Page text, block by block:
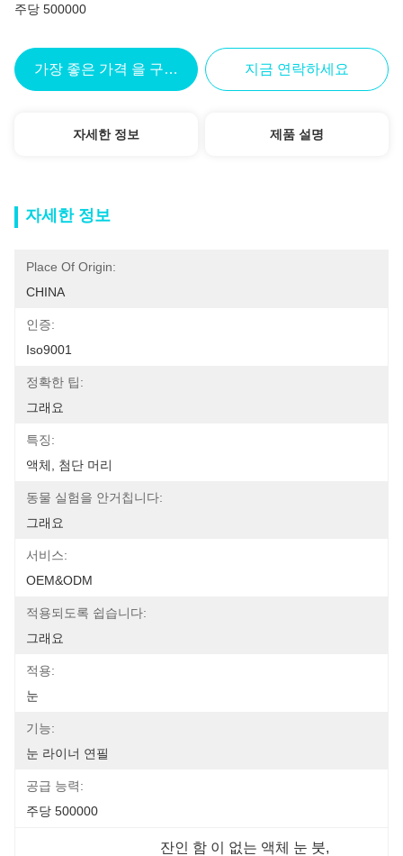
주당 500000
가장 좋은 가격 을 구하라 지금 연락하세요
자세한 정보 제품 설명
자세한 정보
Place Of Origin:
CHINA
인증:
Iso9001
정확한 팁:
그래요
특징:
액체, 첨단 머리
동물 실험을 안거칩니다:
그래요
서비스:
OEM&ODM
적용되도록 쉽습니다:
그래요
적용:
눈
기능:
눈 라이너 연필
공급 능력:
주당 500000
잔인 함 이 없는 액체 눈 붓,